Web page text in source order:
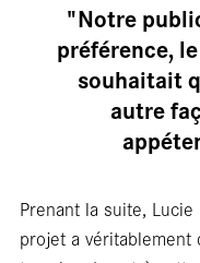
"Notre
préférence,
souhaitait
autre
Prenant la suite,
projet a